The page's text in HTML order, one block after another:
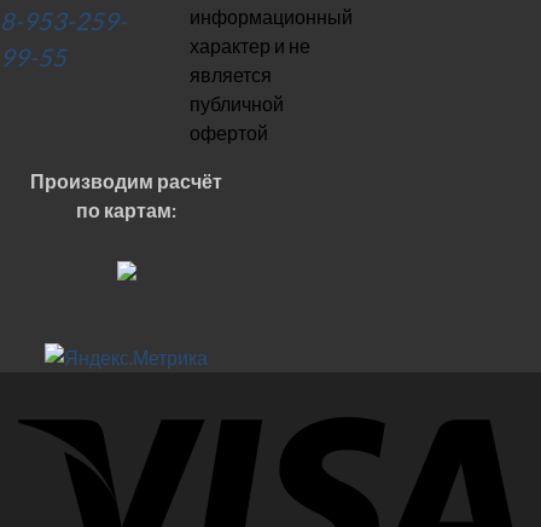
8-953-259-
99-55
информационный
характер и не
является
публичной
офертой
Производим расчёт
по картам: